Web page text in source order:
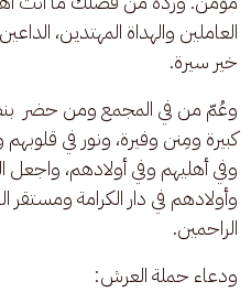
العاملين والهداة المهتدين،
خير سيرة.
وعُمّ من في المجمع ومن حضر
كبيرة ومِنن وفيرة، ونور في
وفي أهليهم وفي أولادهم،
وأولادهم في دار الكرامة ومستقر
الراحمين.
ودعاء حملة العرش: